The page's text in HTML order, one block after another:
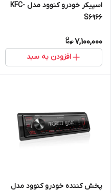
اسپیکر خودرو کنوود مدل KFC-
S6966
7,100,000
افزودن به سبد
پخش کننده خودرو کنوود مدل